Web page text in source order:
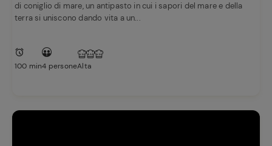
di coniglio di mare, un antipasto in cui i sapori del mare e della
terra si uniscono dando vita a un...
100 min4 personeAlta